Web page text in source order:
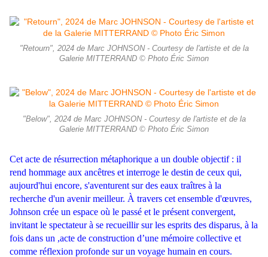
"Retourn", 2024 de Marc JOHNSON - Courtesy de l'artiste et de la
Galerie MITTERRAND © Photo Éric Simon
"Below", 2024 de Marc JOHNSON - Courtesy de l'artiste et de la
Galerie MITTERRAND © Photo Éric Simon
Cet acte de résurrection métaphorique a un double objectif : il
rend hommage aux ancêtres et interroge le destin de ceux qui,
aujourd'hui encore, s'aventurent sur des eaux traîtres à la
recherche d'un avenir meilleur. À travers cet ensemble d'œuvres,
Johnson crée un espace où le passé et le présent convergent,
invitant le spectateur à se recueillir sur les esprits des disparus, à la
fois dans un ,acte de construction d’une mémoire collective et
comme réflexion profonde sur un voyage humain en cours.